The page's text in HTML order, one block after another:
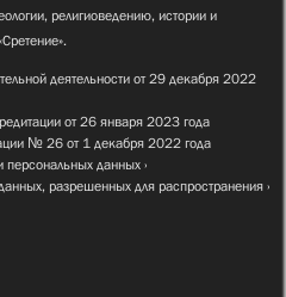
религиоведению, истории и
деятельности от 29 декабря 2022
от 26 января 2023 года
№ 26 от 1 декабря 2022 года
персональных данных
разрешенных для распространения